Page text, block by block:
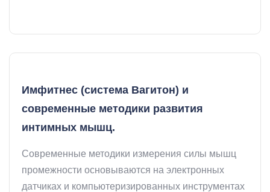
Имфитнес (система Вагитон) и
современные методики развития
интимных мышц.
Современные методики измерения силы мышц
промежности основываются на электронных
датчиках и компьютеризированных инструментах